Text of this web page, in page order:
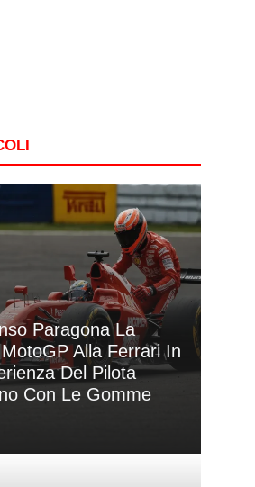
Paragona La
Alla Ferrari In
Del Pilota
Con Le Gomme